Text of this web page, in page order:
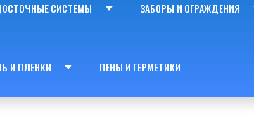
СИСТЕМЫ ЗАБОРЫ И ОГРАЖДЕНИЯ
И ПЛЕНКИ ПЕНЫ И ГЕРМЕТИКИ